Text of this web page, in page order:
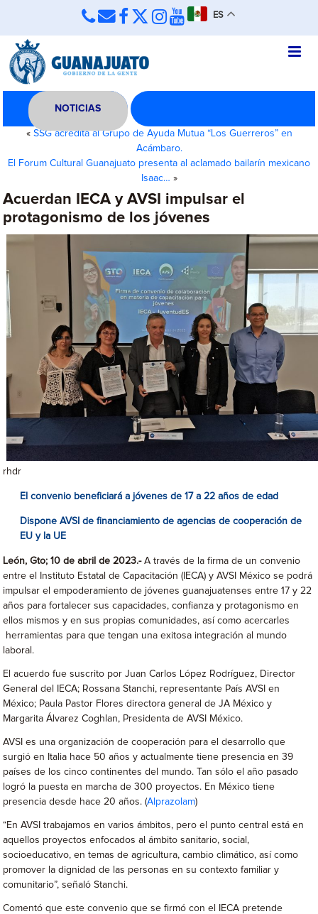
ES
NOTICIAS
« SSG acredita al Grupo de Ayuda Mutua “Los Guerreros” en
Acámbaro.
El Forum Cultural Guanajuato presenta al aclamado bailarín mexicano
Isaac… »
Acuerdan IECA y AVSI impulsar el
protagonismo de los jóvenes
rhdr
El convenio beneficiará a jóvenes de 17 a 22 años de edad
Dispone AVSI de financiamiento de agencias de cooperación de
EU y la UE
León, Gto; 10 de abril de 2023.-A través de la firma de un convenio
entre el Instituto Estatal de Capacitación (IECA) y AVSI México se podrá
impulsar el empoderamiento de jóvenes guanajuatenses entre 17 y 22
años para fortalecer sus capacidades, confianza y protagonismo en
ellos mismos y en sus propias comunidades, así como acercarles
herramientas para que tengan una exitosa integración al mundo
laboral.
El acuerdo fue suscrito por Juan Carlos López Rodríguez, Director
General del IECA; Rossana Stanchi, representante País AVSI en
México; Paula Pastor Flores directora general de JA México y
Margarita Álvarez Coghlan, Presidenta de AVSI México.
AVSI es una organización de cooperación para el desarrollo que
surgió en Italia hace 50 años y actualmente tiene presencia en 39
países de los cinco continentes del mundo. Tan sólo el año pasado
logró la puesta en marcha de 300 proyectos. En México tiene
presencia desde hace 20 años. (Alprazolam)
“En AVSI trabajamos en varios ámbitos, pero el punto central está en
aquellos proyectos enfocados al ámbito sanitario, social,
socioeducativo, en temas de agricultura, cambio climático, así como
promover la dignidad de las personas en su contexto familiar y
comunitario”, señaló Stanchi.
Comentó que este convenio que se firmó con el IECA pretende